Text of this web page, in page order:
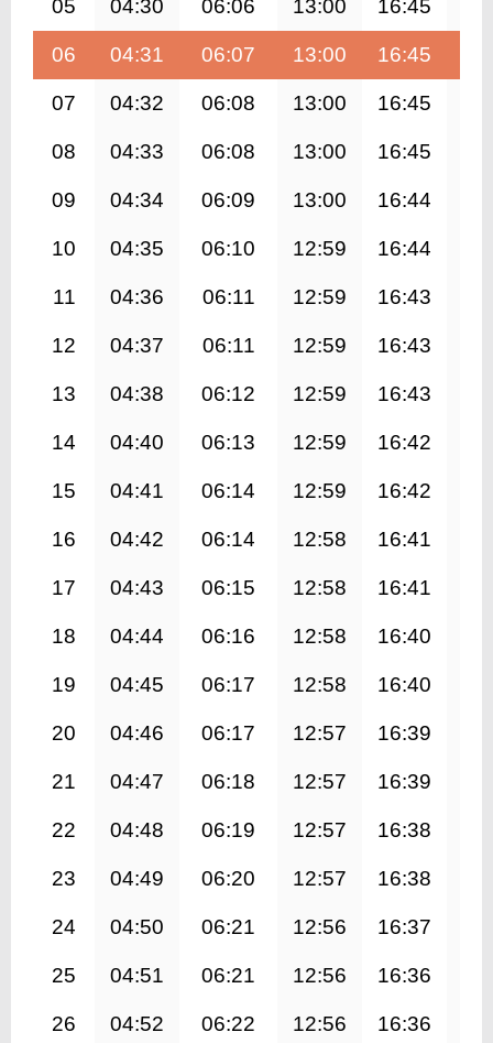
05 04:30 06:06 13:00 16:45
06 04:31 06:07 13:00 16:45
07 04:32 06:08 13:00 16:45
08 04:33 06:08 13:00 16:45
09 04:34 06:09 13:00 16:44
10 04:35 06:10 12:59 16:44
11 04:36 06:11 12:59 16:43
12 04:37 06:11 12:59 16:43
13 04:38 06:12 12:59 16:43
14 04:40 06:13 12:59 16:42
15 04:41 06:14 12:59 16:42
16 04:42 06:14 12:58 16:41
17 04:43 06:15 12:58 16:41
18 04:44 06:16 12:58 16:40
19 04:45 06:17 12:58 16:40
20 04:46 06:17 12:57 16:39
21 04:47 06:18 12:57 16:39
22 04:48 06:19 12:57 16:38
23 04:49 06:20 12:57 16:38
24 04:50 06:21 12:56 16:37
25 04:51 06:21 12:56 16:36
26 04:52 06:22 12:56 16:36